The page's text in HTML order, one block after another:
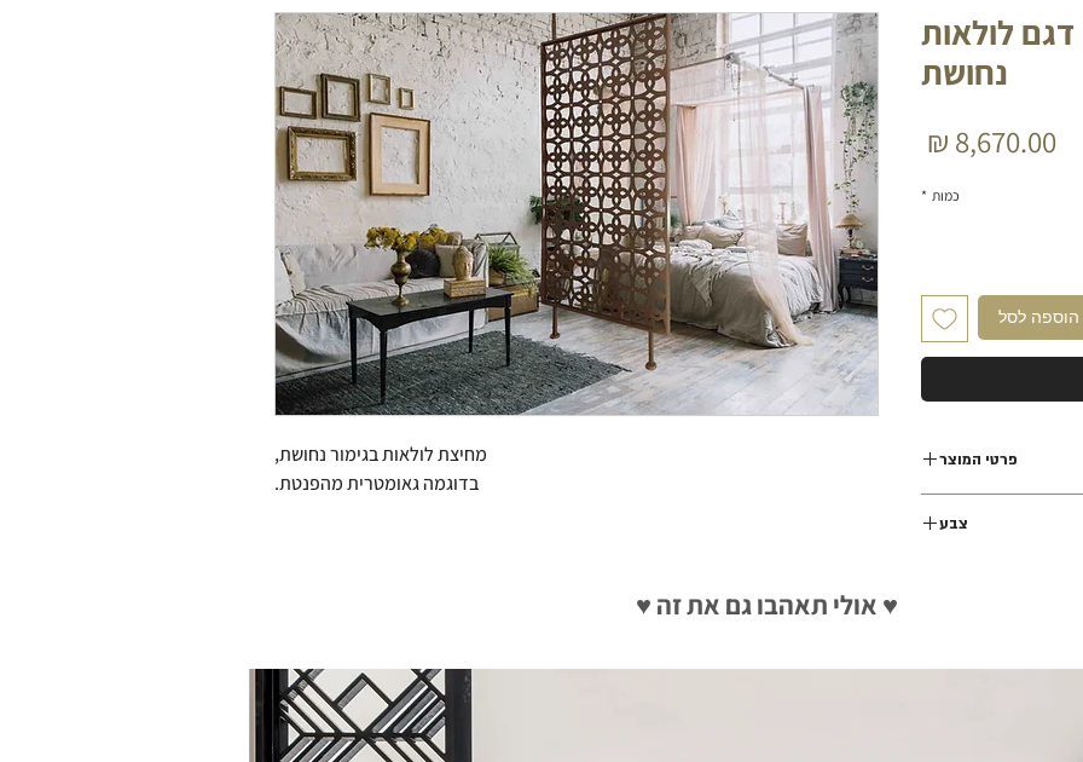
מחיצת לולאות בגימור נחושת,
בדוגמה גאומטרית מהפנטת.
לולאות
נחושת
מחיר
כמות *
הוספה לסל
פרטי המוצר
צבע
♥ אולי תאהבו גם את זה ♥